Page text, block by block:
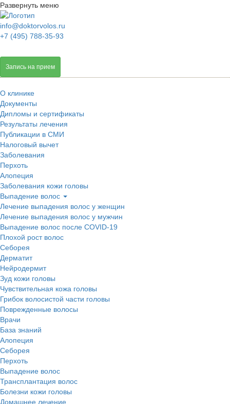
Развернуть меню
info@doktorvolos.ru
+7 (495) 788-35-93
Запись на прием
О клинике
Документы
Дипломы и сертификаты
Результаты лечения
Публикации в СМИ
Налоговый вычет
Заболевания
Перхоть
Алопеция
Заболевания кожи головы
Выпадение волос
Лечение выпадения волос у женщин
Лечение выпадения волос у мужчин
Выпадение волос после COVID-19
Плохой рост волос
Cеборея
Дерматит
Нейродермит
Зуд кожи головы
Чувствительная кожа головы
Грибок волосистой части головы
Поврежденные волосы
Врачи
База знаний
Алопеция
Себорея
Перхоть
Выпадение волос
Трансплантация волос
Болезни кожи головы
Домашнее лечение